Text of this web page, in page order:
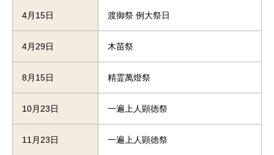
4月15日 渡御祭 例大祭日
4月29日 木苗祭
8月15日 精霊萬燈祭
10月23日 一遍上人顕徳祭
11月23日 一遍上人顕徳祭